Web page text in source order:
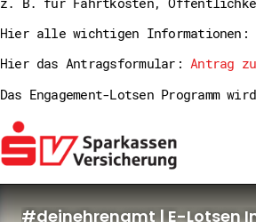
Hier alle wichtigen Informationen:
Hier das Antragsformular:Antrag
Das Engagement-Lotsen Programm